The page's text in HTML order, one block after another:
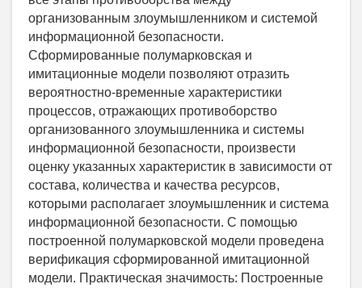
организованным злоумышленником и системой
информационной безопасности.
Сформированные полумарковская и
имитационные модели позволяют отразить
вероятностно-временные характеристики
процессов, отражающих противоборство
организованного злоумышленника и системы
информационной безопасности, произвести
оценку указанных характеристик в зависимости от
состава, количества и качества ресурсов,
которыми располагает злоумышленник и система
информационной безопасности. С помощью
построенной полумарковской модели проведена
верификация сформированной имитационной
модели. Практическая значимость: Построенные